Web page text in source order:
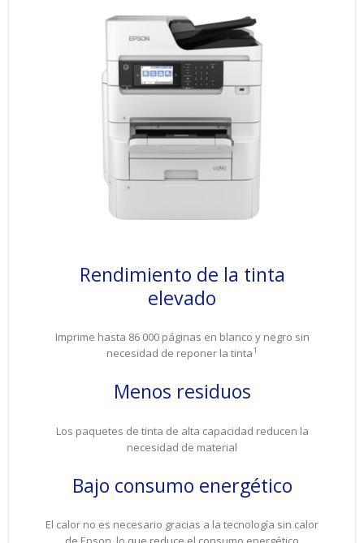
Rendimiento de la tinta
elevado
Imprime hasta 86 000 páginas en blanco y negro sin
necesidad de reponer la tinta1
Menos residuos
Los paquetes de tinta de alta capacidad reducen la
necesidad de material
Bajo consumo energético
El calor no es necesario gracias a la tecnología sin calor